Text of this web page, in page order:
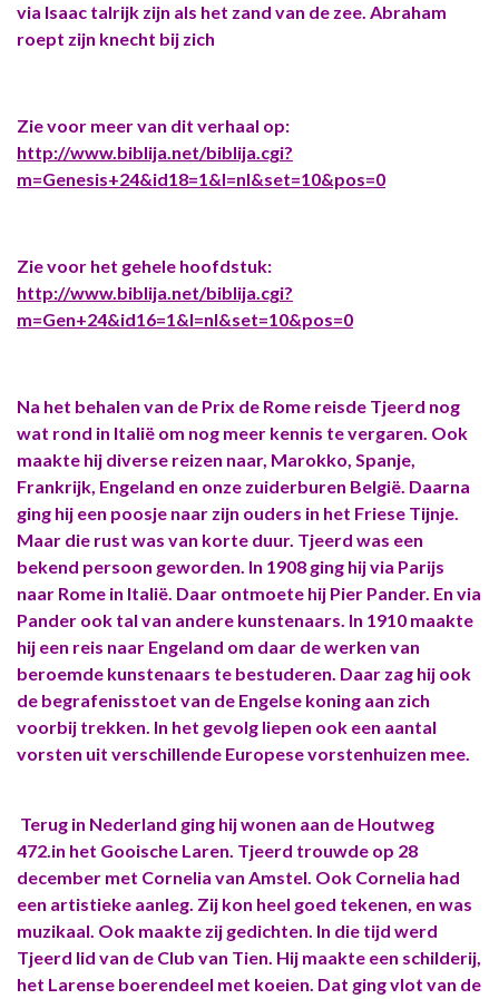
via Isaac talrijk zijn als het zand van de zee. Abraham
roept zijn knecht bij zich
Zie voor meer van dit verhaal op:
http://www.biblija.net/biblija.cgi?
m=Genesis+24&id18=1&l=nl&set=10&pos=0
Zie voor het gehele hoofdstuk:
http://www.biblija.net/biblija.cgi?
m=Gen+24&id16=1&l=nl&set=10&pos=0
Na het behalen van de Prix de Rome reisde Tjeerd nog
wat rond in Italië om nog meer kennis te vergaren. Ook
maakte hij diverse reizen naar, Marokko, Spanje,
Frankrijk, Engeland en onze zuiderburen België. Daarna
ging hij een poosje naar zijn ouders in het Friese Tijnje.
Maar die rust was van korte duur. Tjeerd was een
bekend persoon geworden. In 1908 ging hij via Parijs
naar Rome in Italië. Daar ontmoete hij Pier Pander. En via
Pander ook tal van andere kunstenaars. In 1910 maakte
hij een reis naar Engeland om daar de werken van
beroemde kunstenaars te bestuderen. Daar zag hij ook
de begrafenisstoet van de Engelse koning aan zich
voorbij trekken. In het gevolg liepen ook een aantal
vorsten uit verschillende Europese vorstenhuizen mee.
Terug in Nederland ging hij wonen aan de Houtweg
472.in het Gooische Laren. Tjeerd trouwde op 28
december met Cornelia van Amstel. Ook Cornelia had
een artistieke aanleg. Zij kon heel goed tekenen, en was
muzikaal. Ook maakte zij gedichten. In die tijd werd
Tjeerd lid van de Club van Tien. Hij maakte een schilderij,
het Larense boerendeel met koeien. Dat ging vlot van de